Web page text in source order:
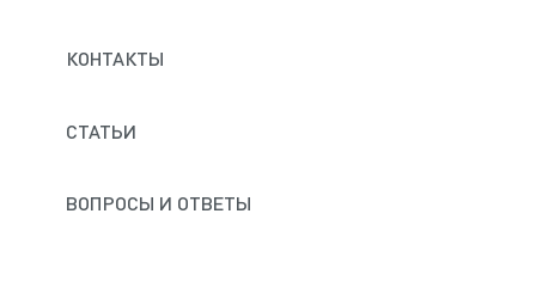
КОНТАКТЫ
СТАТЬИ
ВОПРОСЫ И ОТВЕТЫ